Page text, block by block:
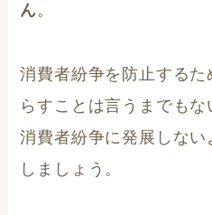
ん。
消費者紛争を防止する
らすことは言うまでも
消費者紛争に発展しな
しましょう。